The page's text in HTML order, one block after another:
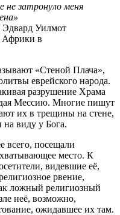
не затронуло меня
Эдвард Уилмот
Африки в
«Стеной Плача»,
еврейского народа.
разрушение Храма
Мессию. Многие пишут
их в трещины на стене,
виду у Бога.
всего, посещали
место. К
видевшие её,
рвение,
ложный религиозный
неё, возможно,
ожидавшее их там.